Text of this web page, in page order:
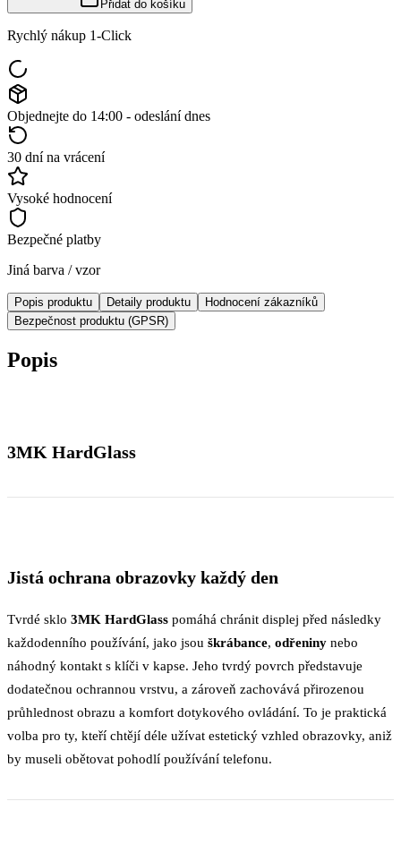
Přidat do košíku
Rychlý nákup 1-Click
Objednejte do 14:00 - odeslání dnes
30 dní na vrácení
Vysoké hodnocení
Bezpečné platby
Jiná barva / vzor
Popis produktu Detaily produktu
Hodnocení zákazníků
Bezpečnost produktu (GPSR)
Popis
3MK HardGlass
Jistá ochrana obrazovky každý den
Tvrdé sklo 3MK HardGlass pomáhá chránit displej před následky
každodenního používání, jako jsou škrábance, odřeniny nebo
náhodný kontakt s klíči v kapse. Jeho tvrdý povrch představuje
dodatečnou ochrannou vrstvu, a zároveň zachovává přirozenou
průhlednost obrazu a komfort dotykového ovládání. To je praktická
volba pro ty, kteří chtějí déle užívat estetický vzhled obrazovky, aniž
by museli obětovat pohodlí používání telefonu.